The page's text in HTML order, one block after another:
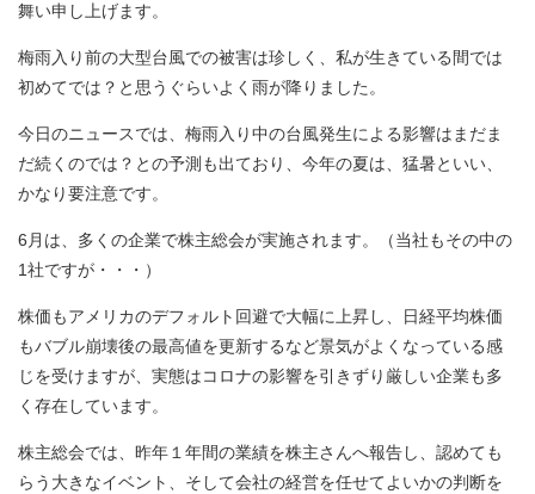
舞い申し上げます。
梅雨入り前の大型台風での被害は珍しく、私が生きている間では
初めてでは？と思うぐらいよく雨が降りました。
今日のニュースでは、梅雨入り中の台風発生による影響はまだま
だ続くのでは？との予測も出ており、今年の夏は、猛暑といい、
かなり要注意です。
6月は、多くの企業で株主総会が実施されます。（当社もその中の
1社ですが・・・）
株価もアメリカのデフォルト回避で大幅に上昇し、日経平均株価
もバブル崩壊後の最高値を更新するなど景気がよくなっている感
じを受けますが、実態はコロナの影響を引きずり厳しい企業も多
く存在しています。
株主総会では、昨年１年間の業績を株主さんへ報告し、認めても
らう大きなイベント、そして会社の経営を任せてよいかの判断を